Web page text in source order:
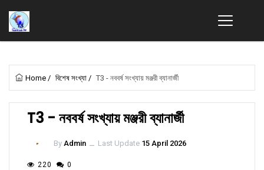
Home / বিশেষ সংখ্যা / T3 - নববর্ষ সংখ্যায় মঞ্জরী ব্যানার্জী
T3 - নববর্ষ সংখ্যায় মঞ্জরী ব্যানার্জী
By Admin ــ Last Update 15 April 2026
220 0